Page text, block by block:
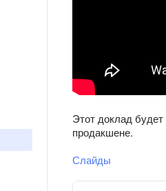
Этот доклад будет
продакшене.
Слайды